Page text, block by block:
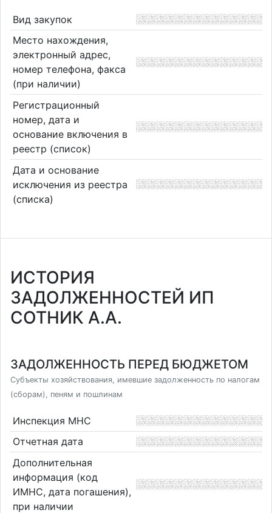
Вид закупок
Место нахождения,
электронный адрес,
номер телефона, факса
(при наличии)
Регистрационный
номер, дата и
основание включения в
реестр (список)
Дата и основание
исключения из реестра
(списка)
ИСТОРИЯ
ЗАДОЛЖЕННОСТЕЙ ИП
СОТНИК А.А.
ЗАДОЛЖЕННОСТЬ ПЕРЕД БЮДЖЕТОМ
Субъекты хозяйствования, имевшие задолженность по налогам
(сборам), пеням и пошлинам
Инспекция МНС
Отчетная дата
Дополнительная
информация (код
ИМНС, дата погашения),
при наличии